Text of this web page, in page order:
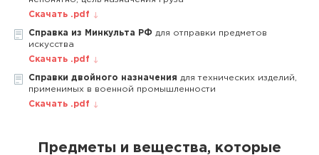
Скачать .pdf
Справка из Минкульта РФ для отправки предметов
искусства
Скачать .pdf
Справки двойного назначения для технических изделий,
применимых в военной промышленности
Скачать .pdf
Предметы и вещества, которые